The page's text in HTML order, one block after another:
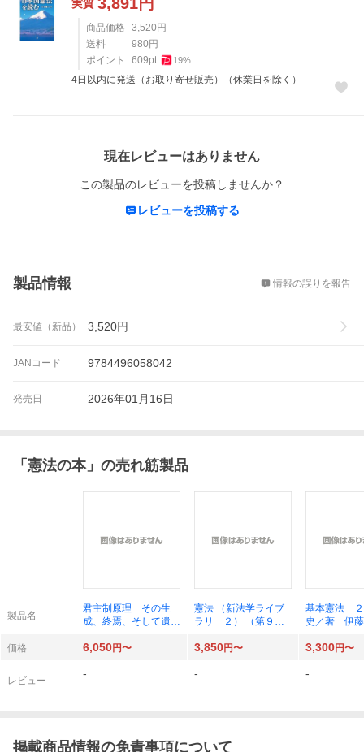
実質
商品価格 3,520 円
送料
980 円
ポイント
609pt 19%
4日以内に発送（お取り寄せ販売）（休業日を除く）
現在レビューはありません
この製品のレビューを投稿しませんか？
レビューを投稿する
製品情報 情報の誤りを報告
最安値（新品） 3,520円
JANコード 9784496058042
発売日 2026年01月16日
「 憲法の本」の売れ筋製品
製品名
君主制原理 その生
成、終焉、そして遺産
憲法 （新法学ライブ
ラリ ２） （第９
基本憲法 ２
史／著 伊藤
価格 6,050円〜 3,850円〜 3,300円〜
レビュー
- - -
掲載商品情報の免責事項について